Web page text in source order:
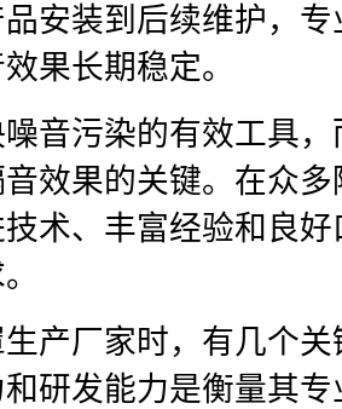
安装到后续维护，
果长期稳定。
音污染的有效工具
效果的关键。在众
术、丰富经验和良
产厂家时，有几个
研发能力是衡量其